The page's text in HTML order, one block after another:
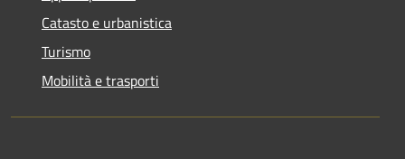
Catasto e urbanistica
Turismo
Mobilità e trasporti